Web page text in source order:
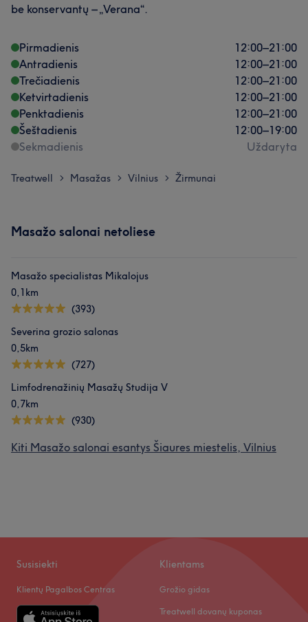
be konservantų – „Verana“.
Pirmadienis 12:00–21:00
Antradienis
12:00–21:00
Trečiadienis
12:00–21:00
Ketvirtadienis
12:00–21:00
Penktadienis
12:00–21:00
Šeštadienis
12:00–19:00
Sekmadienis
Uždaryta
Treatwell > Masažas > Vilnius > Žirmunai
Masažo salonai netoliese
Masažo specialistas Mikalojus
0,1km
(393)
Severina grozio salonas
0,5km
(727)
Limfodrenažinių Masažų Studija V
0,7km
(930)
Kiti Masažo salonai esantys Šiaures miestelis, Vilnius
Susisiekti
Klientų Pagalbos Centras
Klientams
Grožio gidas
Treatwell dovanų kuponas